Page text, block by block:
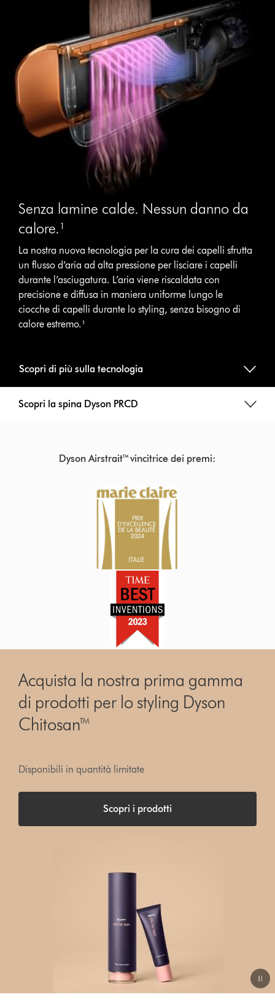
Senza lamine calde. Nessun danno da
calore.¹
La nostra nuova tecnologia per la cura dei capelli sfrutta
un flusso d’aria ad alta pressione per lisciare i capelli
durante l’asciugatura. L’aria viene riscaldata con
precisione e diffusa in maniera uniforme lungo le
ciocche di capelli durante lo styling, senza bisogno di
calore estremo.¹
Scopri di più sulla tecnologia
Scopri la spina Dyson PRCD
Dyson Airstrait™vincitrice dei premi:
Acquista la nostra prima gamma
di prodotti per lo styling Dyson
Chitosan™
Disponibili in quantità limitate
Scopri i prodotti